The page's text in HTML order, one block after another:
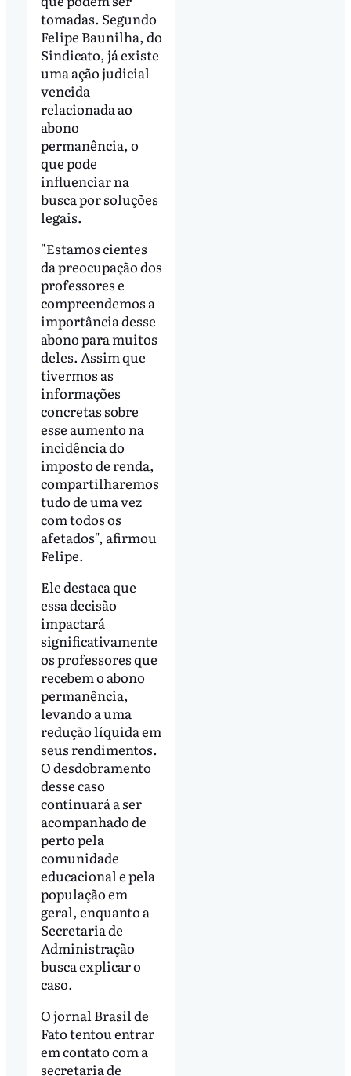
tomadas. Segundo
Felipe Baunilha, do
Sindicato, já existe
uma ação judicial
vencida
relacionada ao
abono
permanência, o
que pode
influenciar na
busca por soluções
legais.
"Estamos cientes
da preocupação dos
professores e
compreendemos a
importância desse
abono para muitos
deles. Assim que
tivermos as
informações
concretas sobre
esse aumento na
incidência do
imposto de renda,
compartilharemos
tudo de uma vez
com todos os
afetados", afirmou
Felipe.
Ele destaca que
essa decisão
impactará
significativamente
os professores que
recebem o abono
permanência,
levando a uma
redução líquida em
seus rendimentos.
O desdobramento
desse caso
continuará a ser
acompanhado de
perto pela
comunidade
educacional e pela
população em
geral, enquanto a
Secretaria de
Administração
busca explicar o
caso.
O jornal Brasil de
Fato tentou entrar
em contato com a
secretaria de